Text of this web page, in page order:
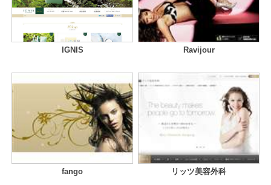
IGNIS Ravijour
fango リッツ美容外科